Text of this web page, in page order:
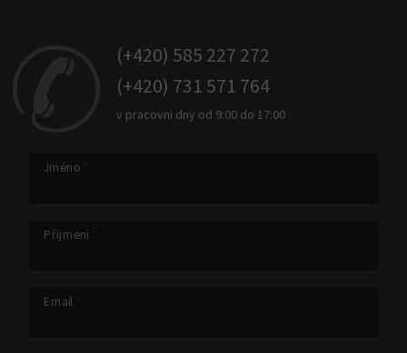
(+420) 585 227 272
(+420) 731 571 764
v pracovní dny od 9:00 do 17:00
Jméno *
Příjmení *
Email *